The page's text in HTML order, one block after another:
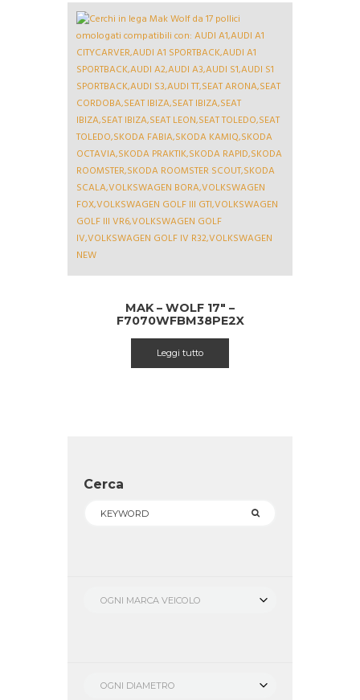
MAK – WOLF 17″ –
F7070WFBM38PE2X
Leggi tutto
Cerca
OGNI MARCA VEICOLO
OGNI DIAMETRO